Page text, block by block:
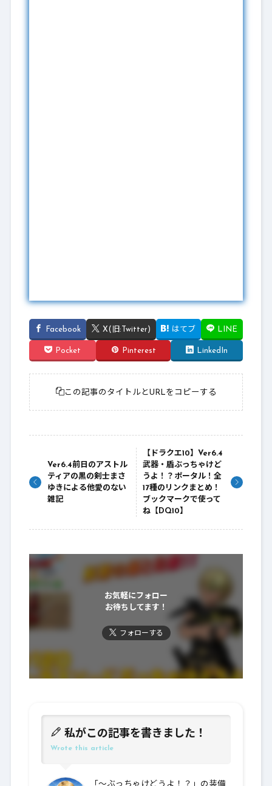
Facebook X(旧:Twitter) はてブ LINE
Pocket Pinterest LinkedIn
この記事のタイトルとURLをコピーする
Ver6.4前日のアストル
ティアの黒の剣士まさ
ゆきによる他愛のない
雑記
【ドラクエ10】Ver6.4
武器・盾ぶっちゃけど
うよ！？ポータル！全
17種のリンクまとめ！
ブックマークで使って
ね【DQ10】
お気軽にフォロー
お待ちしてます！
フォローする
私がこの記事を書きました！
Wrote this article
「～ぶっちゃけどうよ！？」の装備